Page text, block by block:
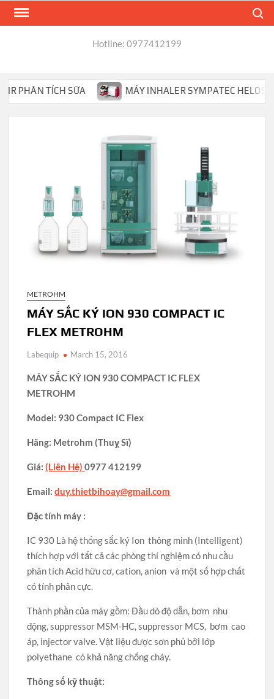
Skip
Hotline: 0977412199
TÍCH SỮA MÁY INHALER SYMPATEC HELOS
METROHM
MÁY SẮC KÝ ION 930 COMPACT IC
FLEX METROHM
Labequip March 15, 2016
MÁY SẮC KÝ ION 930 COMPACT IC FLEX
METROHM
Model: 930 Compact IC Flex
Hãng: Metrohm (Thuỵ Sĩ)
Giá:(Liên Hệ)0977 412199
Email:duy.thietbihoay@gmail.com
Đặc tính máy :
IC 930 Là hệ thống sắc ký Ion thông minh (Intelligent)
thích hợp với tất cả các phòng thí nghiệm có nhu cầu
phân tích Acid hữu cơ, cation, anion và một số hợp chất
có tính phân cực.
Thành phần của máy gồm: Đầu dò độ dẫn, bơm nhu
động, suppressor MSM-HC, suppressor MCS, bơm cao
áp, injector valve. Vật liệu được sơn phủ bởi lớp
polyethane có khả năng chống cháy.
Thông số kỹ thuật: